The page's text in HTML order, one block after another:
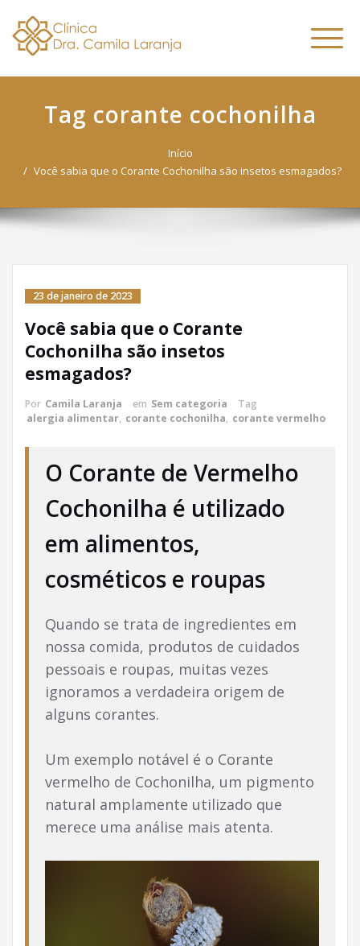
content
Laranja
Especialista em Fitoterapia
Tag corante cochonilha
Início
Você sabia que o Corante Cochonilha são insetos esmagados?
23 de janeiro de 2023
Você sabia que o Corante
Cochonilha são insetos
esmagados?
Por Camila Laranja em Sem categoria
Tag
alergia alimentar, corante cochonilha, corante vermelho
O Corante de Vermelho
Cochonilha é utilizado
em alimentos,
cosméticos e roupas
Quando se trata de ingredientes em
nossa comida, produtos de cuidados
pessoais e roupas, muitas vezes
ignoramos a verdadeira origem de
alguns corantes.
Um exemplo notável é o Corante
vermelho de Cochonilha, um pigmento
natural amplamente utilizado que
merece uma análise mais atenta.